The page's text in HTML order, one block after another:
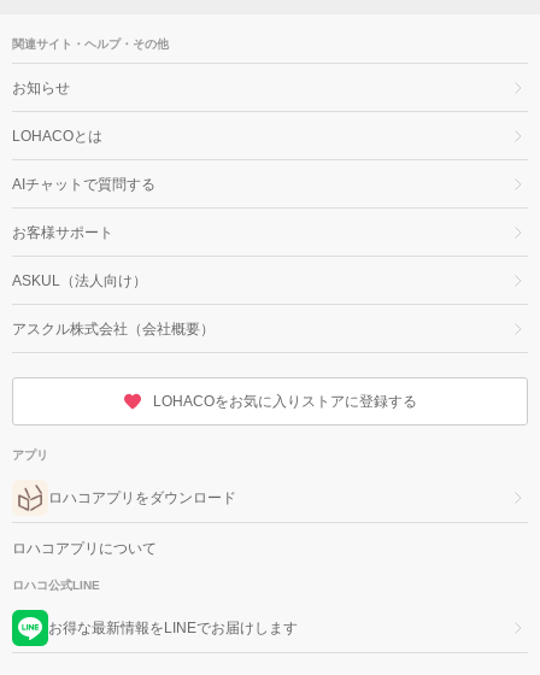
関連サイト・ヘルプ・その他
お知らせ
LOHACOとは
AIチャットで質問する
お客様サポート
ASKUL（法人向け）
アスクル株式会社（会社概要）
LOHACOをお気に入りストアに登録する
アプリ
ロハコアプリをダウンロード
ロハコアプリについて
ロハコ公式LINE
お得な最新情報をLINEでお届けします